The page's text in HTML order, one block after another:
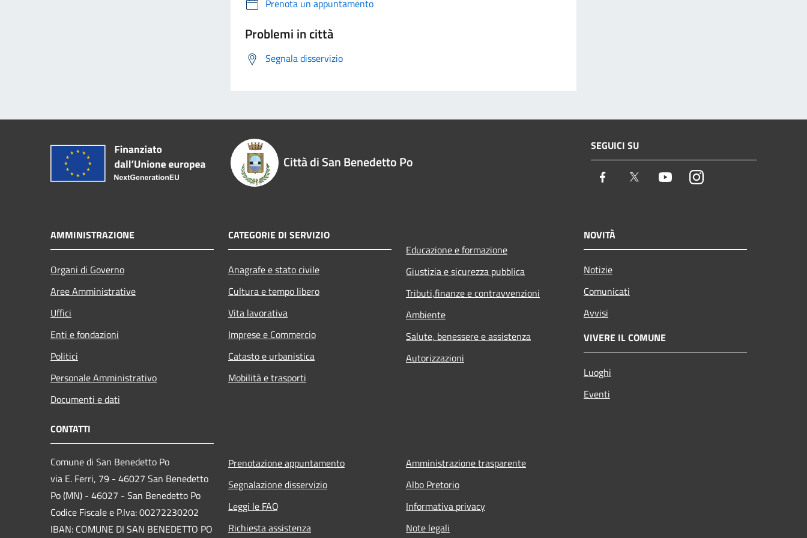
Prenota un appuntamento
Problemi in città
Segnala disservizio
Città di San Benedetto Po
SEGUICI SU
Facebook Twitter YoutubeInstagram
AMMINISTRAZIONE
Organi di Governo
Aree Amministrative
Uffici
Enti e fondazioni
Politici
Personale Amministrativo
Documenti e dati
CATEGORIE DI SERVIZIO
Anagrafe e stato civile
Cultura e tempo libero
Vita lavorativa
Imprese e Commercio
Catasto e urbanistica
Mobilità e trasporti
Educazione e formazione
Giustizia e sicurezza pubblica
Tributi,finanze e contravvenzioni
Ambiente
Salute, benessere e assistenza
Autorizzazioni
NOVITÀ
Notizie
Comunicati
Avvisi
VIVERE IL COMUNE
Luoghi
Eventi
CONTATTI
Comune di San Benedetto Po
via E. Ferri, 79 - 46027 San Benedetto
Po (MN) - 46027 - San Benedetto Po
Codice Fiscale e P.Iva: 00272230202
IBAN: COMUNE DI SAN BENEDETTO PO
Prenotazione appuntamento
Segnalazione disservizio
Leggi le FAQ
Richiesta assistenza
Amministrazione trasparente
Albo Pretorio
Informativa privacy
Note legali